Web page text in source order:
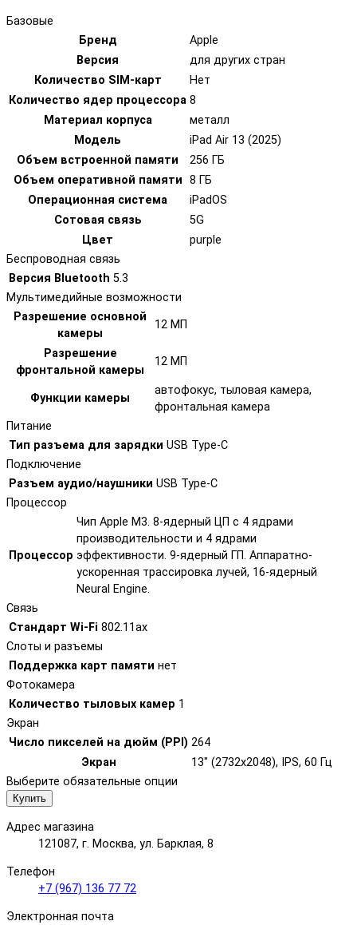
Базовые
Бренд
Apple
Версия
для других стран
Количество SIM-карт
Нет
Количество ядер процессора 8
Материал корпуса
металл
Модель
iPad Air 13 (2025)
Объем встроенной памяти
256 ГБ
Объем оперативной памяти 8 ГБ
Операционная система
iPadOS
Сотовая связь
5G
Цвет
purple
Беспроводная связь
Версия Bluetooth 5.3
Мультимедийные возможности
Разрешение основной
камеры
12 МП
Разрешение
фронтальной камеры
12 МП
Функции камеры
автофокус, тыловая камера,
фронтальная камера
Питание
Тип разъема для зарядки USB Type-C
Подключение
Разъем аудио/наушники USB Type-C
Процессор
Процессор
Чип Apple M3. 8-ядерный ЦП с 4 ядрами
производительности и 4 ядрами
эффективности. 9-ядерный ГП. Аппаратно-
ускоренная трассировка лучей, 16-ядерный
Neural Engine.
Связь
Стандарт Wi-Fi 802.11ax
Слоты и разъемы
Поддержка карт памяти нет
Фотокамера
Количество тыловых камер 1
Экран
Число пикселей на дюйм (PPI) 264
Экран
13" (2732x2048), IPS, 60 Гц
Выберите обязательные опции
Купить
Адрес магазина
121087, г. Москва, ул. Барклая, 8
Телефон
+7 (967) 136 77 72
Электронная почта